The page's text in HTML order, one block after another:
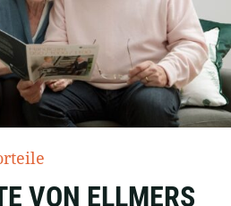
VON ELLMERS